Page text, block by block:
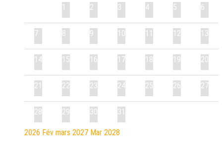
1
2 3 4 5 6
7 8 9 10 11 12 13
14 15 16 17 18 19 20
21 22 23 24 25 26 27
28 29 30 31
2026 Fév mars 2027 Mar 2028